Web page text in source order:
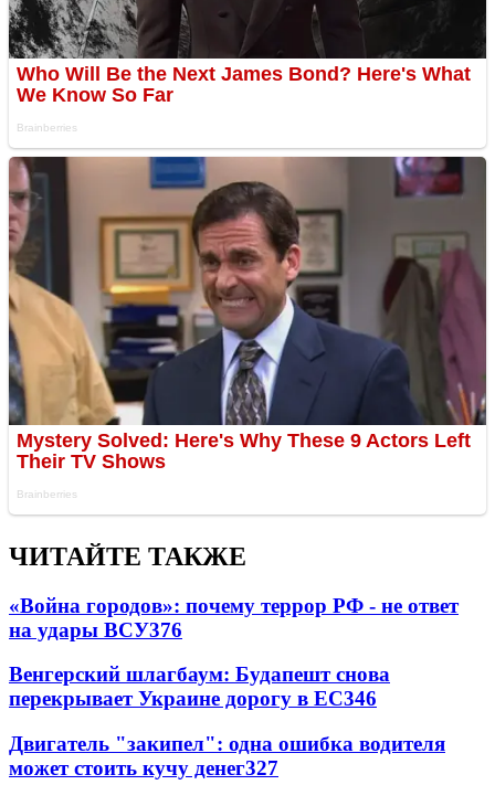
ЧИТАЙТЕ ТАКЖЕ
«Война городов»: почему террор РФ - не ответ
на удары ВСУ376
Венгерский шлагбаум: Будапешт снова
перекрывает Украине дорогу в ЕС346
Двигатель "закипел": одна ошибка водителя
может стоить кучу денег327